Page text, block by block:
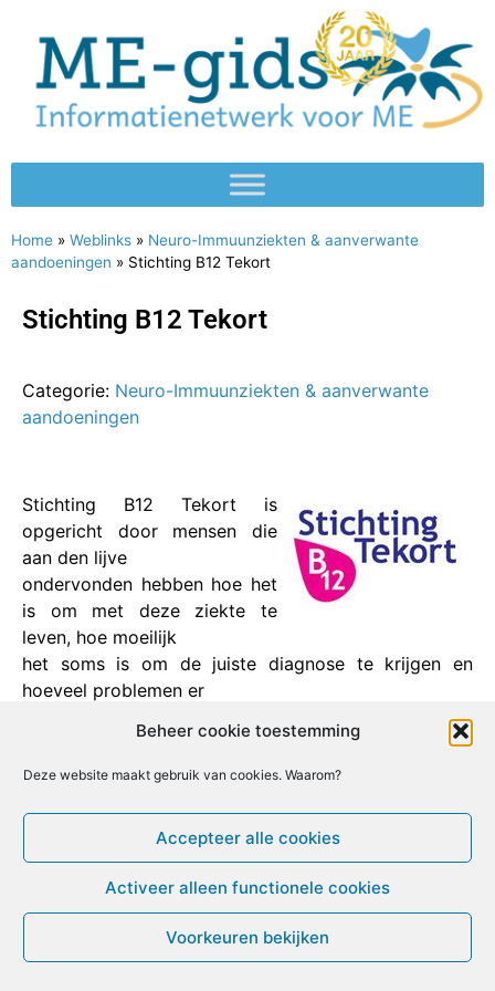
Beheer cookie toestemming
Deze website maakt gebruik van cookies. Waarom?
Accepteer alle cookies
Activeer alleen functionele cookies
Voorkeuren bekijken
Home » Weblinks » Neuro-Immuunziekten & aanverwante
aandoeningen » Stichting B12 Tekort
Stichting B12 Tekort
Categorie: Neuro-Immuunziekten & aanverwante
aandoeningen
Stichting B12 Tekort is
opgericht door mensen die
aan den lijve
ondervonden hebben hoe het
is om met deze ziekte te
leven, hoe moeilijk
het soms is om de juiste diagnose te krijgen en
hoeveel problemen er
[ Bezoek deze website ]
© ME-gids.net 2005 – 2026 Migratie/Update website
Dirk Ghijs